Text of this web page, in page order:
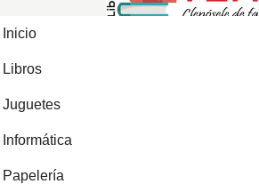
Inicio
Libros
Juguetes
Informática
Papelería